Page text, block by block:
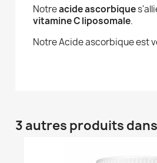
Notreacide ascorbique
vitamine C liposomale.
Notre Acide ascorbique est
3 autres produits